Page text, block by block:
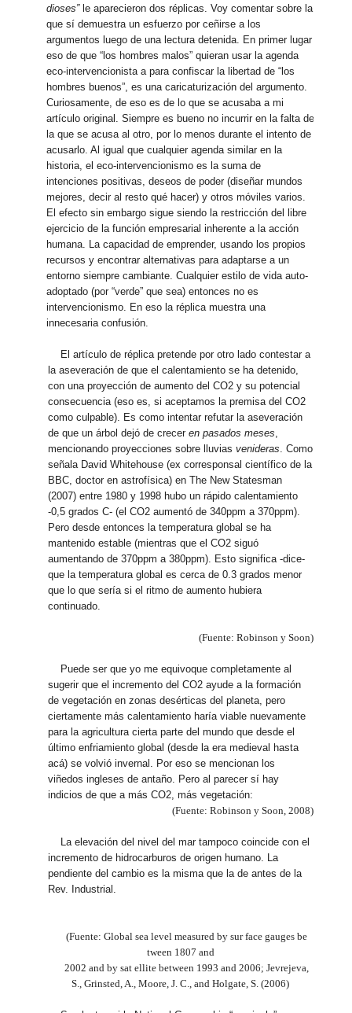
dioses” le aparecieron dos réplicas. Voy comentar sobre la
que sí demuestra un esfuerzo por ceñirse a los
argumentos luego de una lectura detenida. En primer lugar
eso de que “los hombres malos” quieran usar la agenda
eco-intervencionista a para confiscar la libertad de “los
hombres buenos”, es una caricaturización del argumento.
Curiosamente, de eso es de lo que se acusaba a mi
artículo original. Siempre es bueno no incurrir en la falta de
la que se acusa al otro, por lo menos durante el intento de
acusarlo. Al igual que cualquier agenda similar en la
historia, el eco-intervencionismo es la suma de
intenciones positivas, deseos de poder (diseñar mundos
mejores, decir al resto qué hacer) y otros móviles varios.
El efecto sin embargo sigue siendo la restricción del libre
ejercicio de la función empresarial inherente a la acción
humana. La capacidad de emprender, usando los propios
recursos y encontrar alternativas para adaptarse a un
entorno siempre cambiante. Cualquier estilo de vida auto-
adoptado (por “verde” que sea) entonces no es
intervencionismo. En eso la réplica muestra una
innecesaria confusión.
El artículo de réplica pretende por otro lado contestar a
la aseveración de que el calentamiento se ha detenido,
con una proyección de aumento del CO2 y su potencial
consecuencia (eso es, si aceptamos la premisa del CO2
como culpable). Es como intentar refutar la aseveración
de que un árbol dejó de creceren pasados meses,
mencionando proyecciones sobre lluviasvenideras. Como
señala David Whitehouse (ex corresponsal científico de la
BBC, doctor en astrofísica) en The New Statesman
(2007) entre 1980 y 1998 hubo un rápido calentamiento
-0,5 grados C- (el CO2 aumentó de 340ppm a 370ppm).
Pero desde entonces la temperatura global se ha
mantenido estable (mientras que el CO2 siguó
aumentando de 370ppm a 380ppm). Esto significa -dice-
que la temperatura global es cerca de 0.3 grados menor
que lo que sería si el ritmo de aumento hubiera
continuado.
(Fuente: Robinson y Soon)
Puede ser que yo me equivoque completamente al
sugerir que el incremento del CO2 ayude a la formación
de vegetación en zonas desérticas del planeta, pero
ciertamente más calentamiento haría viable nuevamente
para la agricultura cierta parte del mundo que desde el
último enfriamiento global (desde la era medieval hasta
acá) se volvió invernal. Por eso se mencionan los
viñedos ingleses de antaño. Pero al parecer sí hay
indicios de que a más CO2, más vegetación:
(Fuente: Robinson y Soon, 2008)
La elevación del nivel del mar tampoco coincide con el
incremento de hidrocarburos de origen humano. La
pendiente del cambio es la misma que la de antes de la
Rev. Industrial.
(Fuente: Global sea level measured by sur face gauges be
tween 1807 and
2002 and by sat ellite between 1993 and 2006; Jevrejeva,
S., Grinsted, A., Moore, J. C., and Holgate, S. (2006)